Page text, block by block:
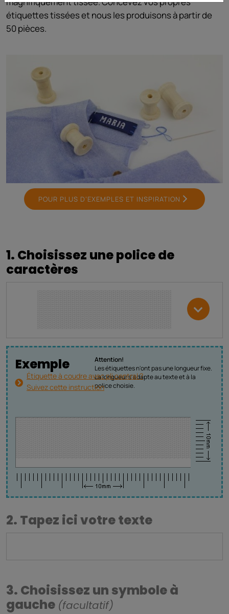
étiquettes tissées et nous les produisons à partir de
50 pièces.
POUR PLUS D’EXEMPLES ET INSPIRATION
1. Choisissez une police de
caractères
Exemple
Attention!
Les étiquettes n'ont pas une longueur fixe.
La longueur s'adapte au texte et à la
police choisie.
Étiquette à coudre avec pli central ?
Suivez cette instruction
2. Tapez ici votre texte
3. Choisissez un symbole à
gauche (facultatif)